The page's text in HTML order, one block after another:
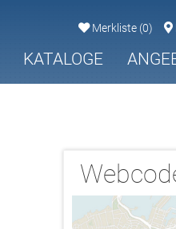
Merkliste (0)
KATALOGE